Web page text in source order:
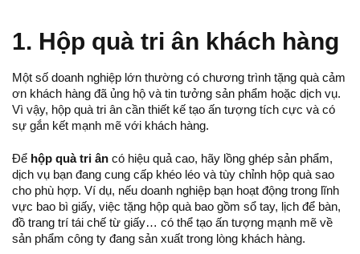
1. Hộp quà tri ân khách hàng
Một số doanh nghiệp lớn thường có chương trình tặng quà cảm
ơn khách hàng đã ủng hộ và tin tưởng sản phẩm hoặc dịch vụ.
Vì vậy, hộp quà tri ân cần thiết kế tạo ấn tượng tích cực và có
sự gắn kết mạnh mẽ với khách hàng.
Để hộp quà tri ân có hiệu quả cao, hãy lồng ghép sản phẩm,
dịch vụ bạn đang cung cấp khéo léo và tùy chỉnh hộp quà sao
cho phù hợp. Ví dụ, nếu doanh nghiệp bạn hoạt động trong lĩnh
vực bao bì giấy, việc tặng hộp quà bao gồm sổ tay, lịch để bàn,
đồ trang trí tái chế từ giấy… có thể tạo ấn tượng mạnh mẽ về
sản phẩm công ty đang sản xuất trong lòng khách hàng.